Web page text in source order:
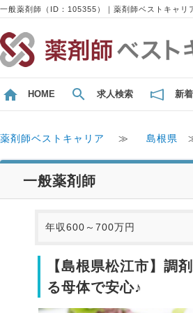
一般薬剤師（ID：105355）｜薬剤師ベストキャリ
HOME 求人検索 新
薬剤師ベストキャリア ≫ 島根県
一般薬剤師
年収600～700万円
【島根県松江市】調
る母体で安心♪